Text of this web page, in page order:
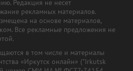
Редакция не несет
рекламных материалов.
на основе материалов,
Все рекламные предложения не
в том числе и материалы
«Иркутск онлайн» ("Irkutsk